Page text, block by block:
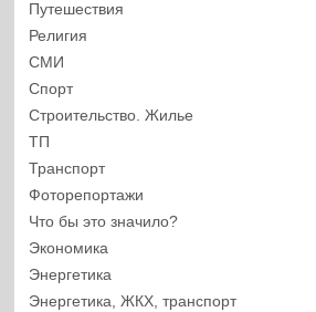
Путешествия
Религия
СМИ
Спорт
Строительство. Жилье
ТП
Транспорт
Фоторепортажи
Что бы это значило?
Экономика
Энергетика
Энергетика, ЖКХ, транспорт